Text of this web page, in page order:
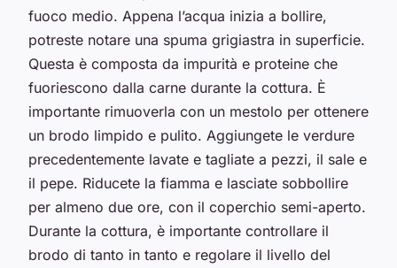
fuoco medio. Appena l’acqua inizia a bollire,
potreste notare una spuma grigiastra in superficie.
Questa è composta da impurità e proteine che
fuoriescono dalla carne durante la cottura. È
importante rimuoverla con un mestolo per ottenere
un brodo limpido e pulito. Aggiungete le verdure
precedentemente lavate e tagliate a pezzi, il sale e
il pepe. Riducete la fiamma e lasciate sobbollire
per almeno due ore, con il coperchio semi-aperto.
Durante la cottura, è importante controllare il
brodo di tanto in tanto e regolare il livello del